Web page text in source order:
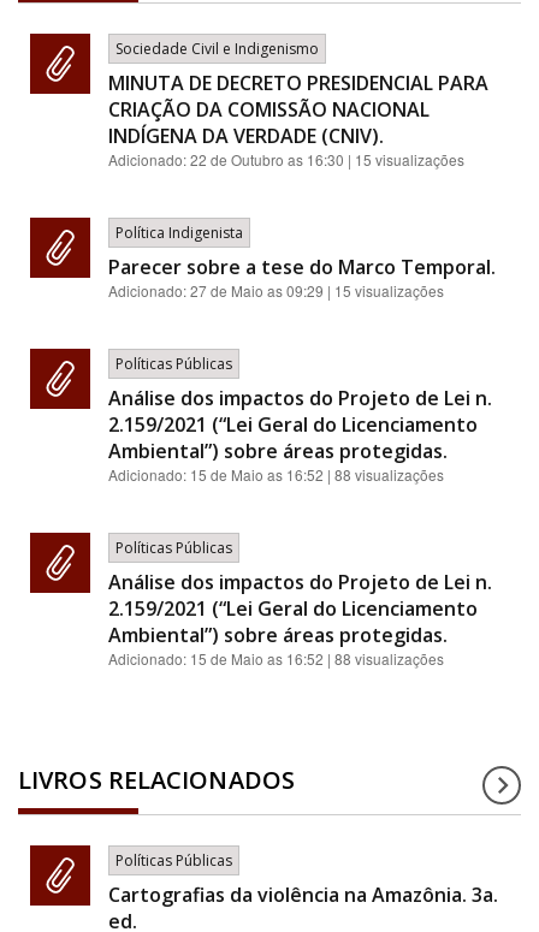
Sociedade Civil e Indigenismo
MINUTA DE DECRETO PRESIDENCIAL PARA
CRIAÇÃO DA COMISSÃO NACIONAL
INDÍGENA DA VERDADE (CNIV).
Adicionado:22 de Outubro as 16:30 | 15 visualizações
Política Indigenista
Parecer sobre a tese do Marco Temporal.
Adicionado:27 de Maio as 09:29 | 15 visualizações
Políticas Públicas
Análise dos impactos do Projeto de Lei n.
2.159/2021 (“Lei Geral do Licenciamento
Ambiental”) sobre áreas protegidas.
Adicionado: 15 de Maio as 16:52 | 88 visualizações
Políticas Públicas
Análise dos impactos do Projeto de Lei n.
2.159/2021 (“Lei Geral do Licenciamento
Ambiental”) sobre áreas protegidas.
Adicionado: 15 de Maio as 16:52 | 88 visualizações
LIVROS RELACIONADOS
Políticas Públicas
Cartografias da violência na Amazônia. 3a.
ed.